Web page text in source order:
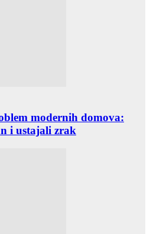
modernih domova:
i ustajali zrak